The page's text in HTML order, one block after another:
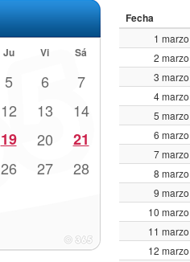
Ju Vi Sá
5 6 7
12 13 14
19 20 21
26 27 28
Fecha
1
2
3
4
5
6
7
8
9
10
11
12